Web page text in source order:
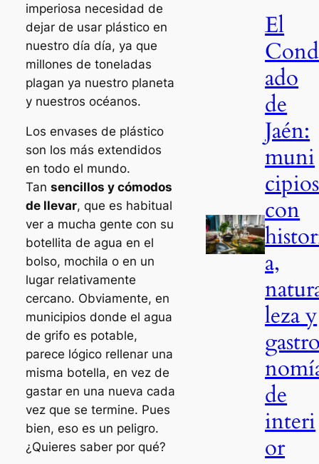
imperiosa necesidad de
dejar de usar plástico en
nuestro día día, ya que
millones de toneladas
plagan ya nuestro planeta
y nuestros océanos.
Los envases de plástico
son los más extendidos
en todo el mundo.
Tan sencillos y cómodos
de llevar, que es habitual
ver a mucha gente con su
botellita de agua en el
bolso, mochila o en un
lugar relativamente
cercano. Obviamente, en
municipios donde el agua
de grifo es potable,
parece lógico rellenar una
misma botella, en vez de
gastar en una nueva cada
vez que se termine. Pues
bien, eso es un peligro.
¿Quieres saber por qué?
El
Cond
ado
de
Jaén:
muni
cipios
con
a,
leza y
de
interi
or